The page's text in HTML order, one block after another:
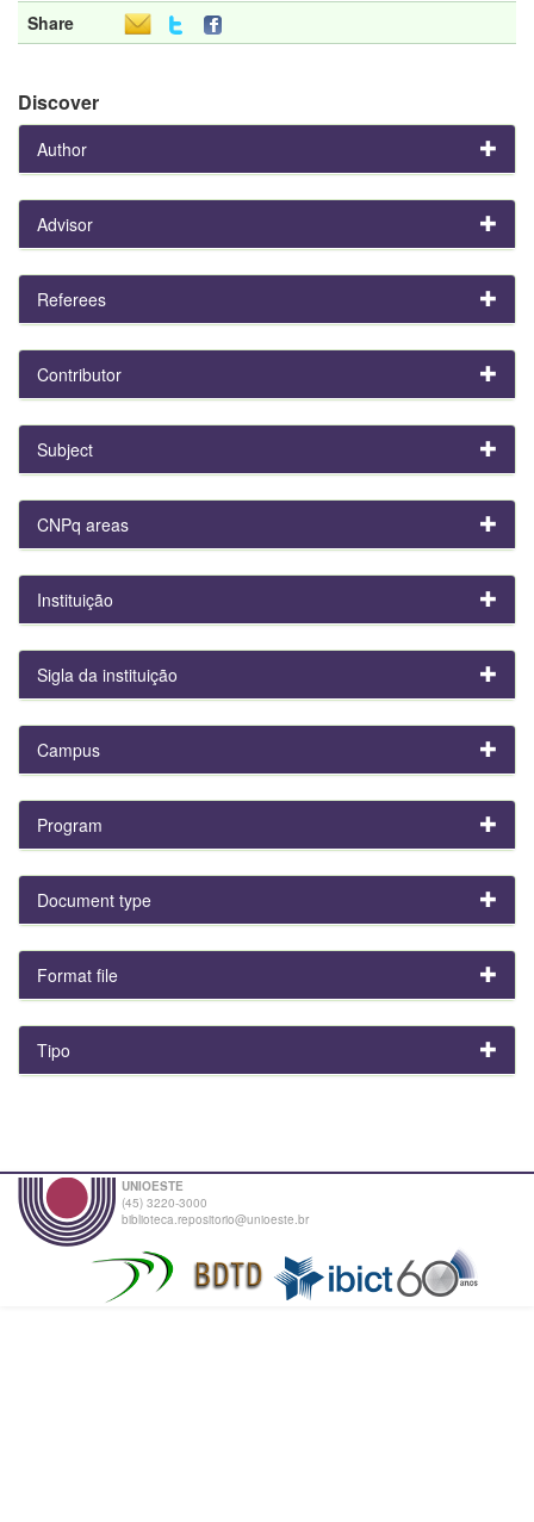
Share
Discover
Author
Advisor
Referees
Contributor
Subject
CNPq areas
Instituição
Sigla da instituição
Campus
Program
Document type
Format file
Tipo
UNIOESTE
(45) 3220-3000
biblioteca.repositorio@unioeste.br